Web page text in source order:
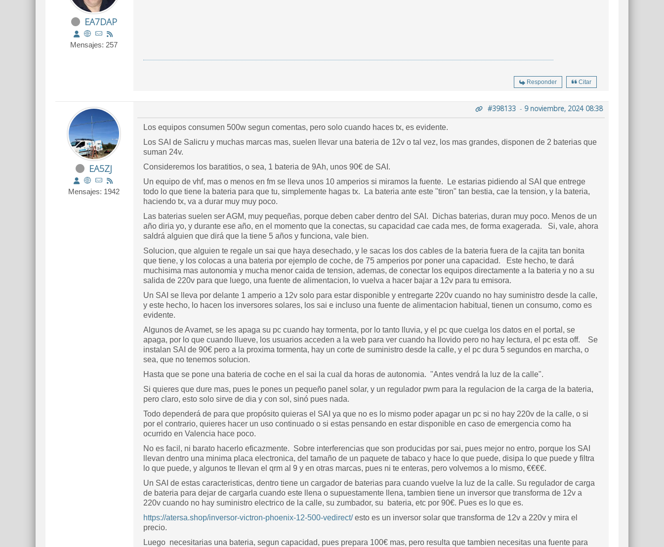
EA7DAP
Mensajes: 257
Responder Citar
EA5ZJ
Mensajes: 1942
#398133 - 9 noviembre, 2024 08:38
Los equipos consumen 500w segun comentas, pero solo cuando haces tx, es evidente.
Los SAI de Salicru y muchas marcas mas, suelen llevar una bateria de 12v o tal vez, los mas grandes, disponen de 2 baterias que
suman 24v.
Consideremos los baratitios, o sea, 1 bateria de 9Ah, unos 90€ de SAI.
Un equipo de vhf, mas o menos en fm se lleva unos 10 amperios si miramos la fuente. Le estarias pidiendo al SAI que entrege
todo lo que tiene la bateria para que tu, simplemente hagas tx. La bateria ante este "tiron" tan bestia, cae la tension, y la bateria,
haciendo tx, va a durar muy muy poco.
Las baterias suelen ser AGM, muy pequeñas, porque deben caber dentro del SAI. Dichas baterias, duran muy poco. Menos de un
año diria yo, y durante ese año, en el momento que la conectas, su capacidad cae cada mes, de forma exagerada. Si, vale, ahora
saldrá alguien que dirá que la tiene 5 años y funciona, vale bien.
Solucion, que alguien te regale un sai que haya desechado, y le sacas los dos cables de la bateria fuera de la cajita tan bonita
que tiene, y los colocas a una bateria por ejemplo de coche, de 75 amperios por poner una capacidad. Este hecho, te dará
muchisima mas autonomia y mucha menor caida de tension, ademas, de conectar los equipos directamente a la bateria y no a su
salida de 220v para que luego, una fuente de alimentacion, lo vuelva a hacer bajar a 12v para tu emisora.
Un SAI se lleva por delante 1 amperio a 12v solo para estar disponible y entregarte 220v cuando no hay suministro desde la calle,
y este hecho, lo hacen los inversores solares, los sai e incluso una fuente de alimentacion habitual, tienen un consumo, como es
evidente.
Algunos de Avamet, se les apaga su pc cuando hay tormenta, por lo tanto lluvia, y el pc que cuelga los datos en el portal, se
apaga, por lo que cuando llueve, los usuarios acceden a la web para ver cuando ha llovido pero no hay lectura, el pc esta off. Se
instalan SAI de 90€ pero a la proxima tormenta, hay un corte de suministro desde la calle, y el pc dura 5 segundos en marcha, o
sea, que no tenemos solucion.
Hasta que se pone una bateria de coche en el sai la cual da horas de autonomia. "Antes vendrá la luz de la calle".
Si quieres que dure mas, pues le pones un pequeño panel solar, y un regulador pwm para la regulacion de la carga de la bateria,
pero claro, esto solo sirve de dia y con sol, sinó pues nada.
Todo dependerá de para que propósito quieras el SAI ya que no es lo mismo poder apagar un pc si no hay 220v de la calle, o si
por el contrario, quieres hacer un uso continuado o si estas pensando en estar disponible en caso de emergencia como ha
ocurrido en Valencia hace poco.
No es facil, ni barato hacerlo eficazmente. Sobre interferencias que son producidas por sai, pues mejor no entro, porque los SAI
llevan dentro una minima placa electronica, del tamaño de un paquete de tabaco y hace lo que puede, disipa lo que puede y filtra
lo que puede, y algunos te llevan el qrm al 9 y en otras marcas, pues ni te enteras, pero volvemos a lo mismo, €€€€.
Un SAI de estas caracteristicas, dentro tiene un cargador de baterias para cuando vuelve la luz de la calle. Su regulador de carga
de bateria para dejar de cargarla cuando este llena o supuestamente llena, tambien tiene un inversor que transforma de 12v a
220v cuando no hay suministro electrico de la calle, su zumbador, su bateria, etc por 90€. Pues es lo que es.
https://atersa.shop/inversor-victron-phoenix-12-500-vedirect/esto es un inversor solar que transforma de 12v a 220v y mira el
precio.
Luego necesitarias una bateria, segun capacidad, pues prepara 100€ mas, pero resulta que tambien necesitas una fuente para